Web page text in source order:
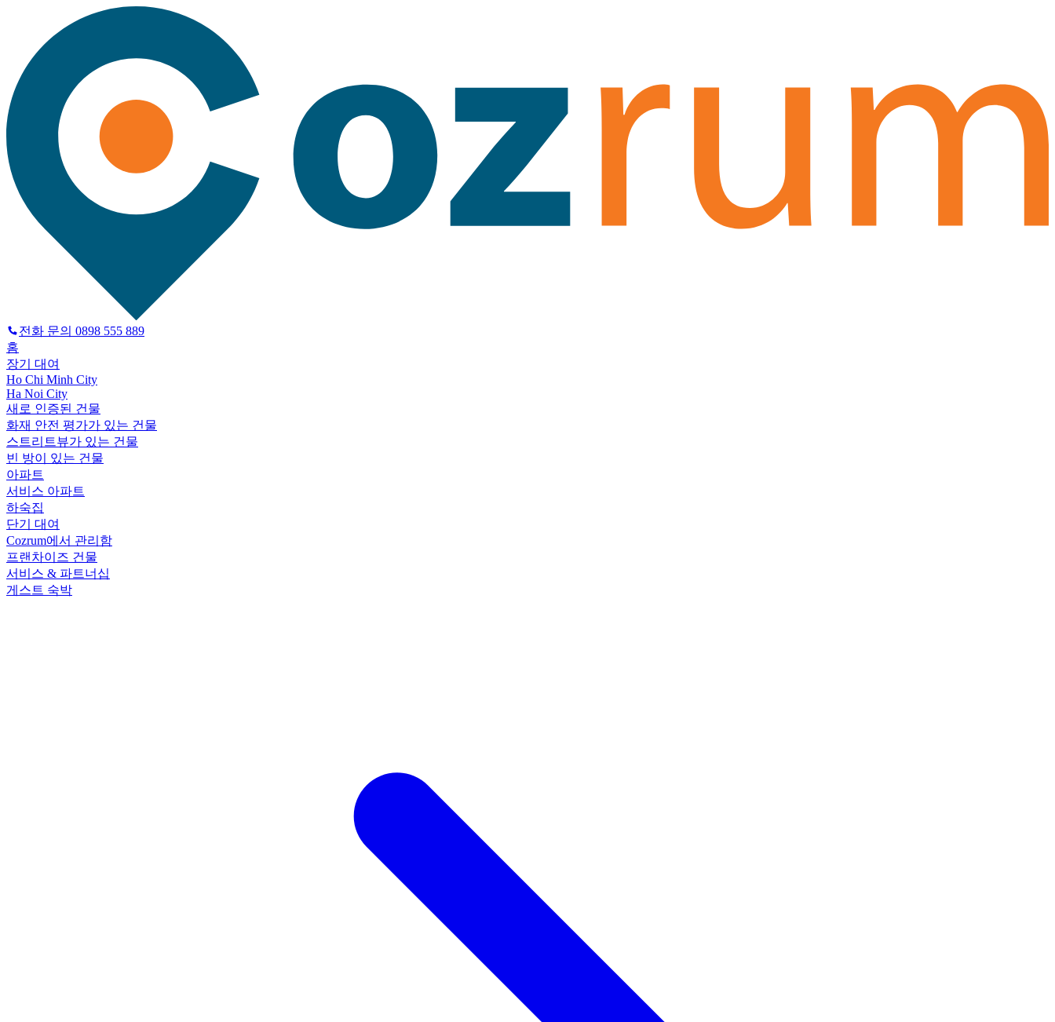
전화 문의 0898 555 889
홈
장기 대여
Ho Chi Minh City
Ha Noi City
새로 인증된 건물
화재 안전 평가가 있는 건물
스트리트뷰가 있는 건물
빈 방이 있는 건물
아파트
서비스 아파트
하숙집
단기 대여
Cozrum에서 관리함
프랜차이즈 건물
서비스 & 파트너십
게스트 숙박